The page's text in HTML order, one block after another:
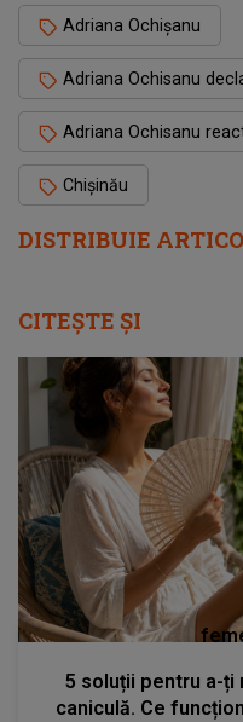
DISTRIBUIE
Adriana Ochișanu
Adriana Ochisanu
Adriana Ochisanu
Chișinău
CITEȘTE ȘI
5 soluții pentru a-ți
caniculă. Ce